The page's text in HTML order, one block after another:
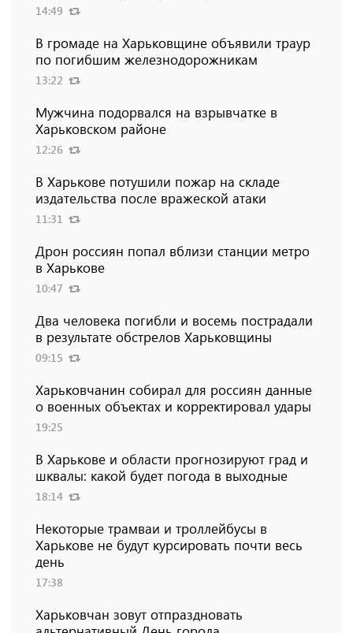
14:49
В громаде на Харьковщине объявили траур
по погибшим железнодорожникам
13:22
Мужчина подорвался на взрывчатке в
Харьковском районе
12:26
В Харькове потушили пожар на складе
издательства после вражеской атаки
11:31
Дрон россиян попал вблизи станции метро
в Харькове
10:47
Два человека погибли и восемь пострадали
в результате обстрелов Харьковщины
09:15
Харьковчанин собирал для россиян данные
о военных объектах и ​​корректировал удары
19:25
В Харькове и области прогнозируют град и
шквалы: какой будет погода в выходные
18:14
Некоторые трамваи и троллейбусы в
Харькове не будут курсировать почти весь
день
17:38
Харьковчан зовут отпраздновать